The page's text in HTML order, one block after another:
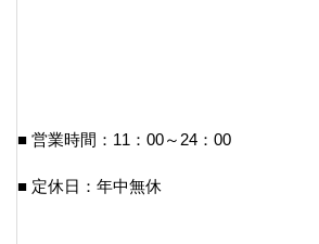
■ 営業時間：11：00～24：00
■ 定休日：年中無休